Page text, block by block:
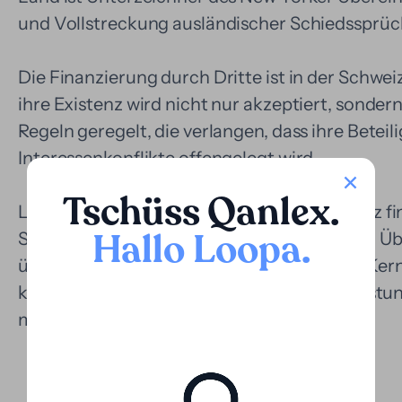
Tschüss Qanlex.
Hallo Loopa.
und Vollstreckung ausländischer
Die Finanzierung durch Dritte ist in der
ihre Existenz wird nicht nur akzeptiert,
Regeln geregelt, die verlangen, dass ihre
Interessenkonflikte offengelegt wird.
Loopa kann Schiedsverfahren in der Schweiz
Schiedsgebühren, Sachverständigenkosten,
übernimmt, sodass sich der Kunde auf den
kann, ohne sich um die wirtschaftliche
müssen.